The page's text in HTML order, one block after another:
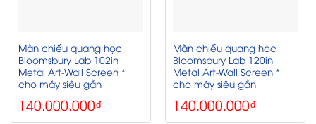
Màn chiếu quang học
Bloomsbury Lab 102in
Metal Art‑Wall Screen *
cho máy siêu gần
140.000.000₫
Màn chiếu quang học
Bloomsbury Lab 120in
Metal Art‑Wall Screen *
cho máy siêu gần
140.000.000₫